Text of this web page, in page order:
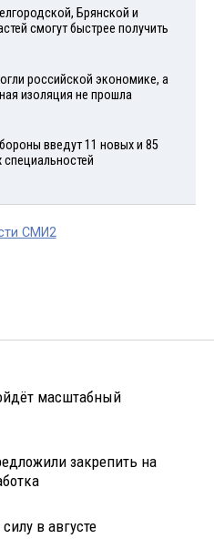
Брянской и
смогут быстрее получить
российской экономике, а
изоляция не прошла
введут 11 новых и 85
СМИ2
масштабный
закрепить на
в августе